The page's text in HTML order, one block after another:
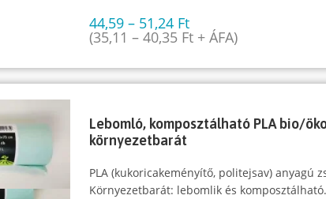
44,59– 51,24 Ft
(35,11–40,35 Ft + ÁFA)
Lebomló, komposztálható PLA bio/
környezetbarát
PLA (kukoricakeményítő, politejsav) anyagú
Környezetbarát: lebomlik és